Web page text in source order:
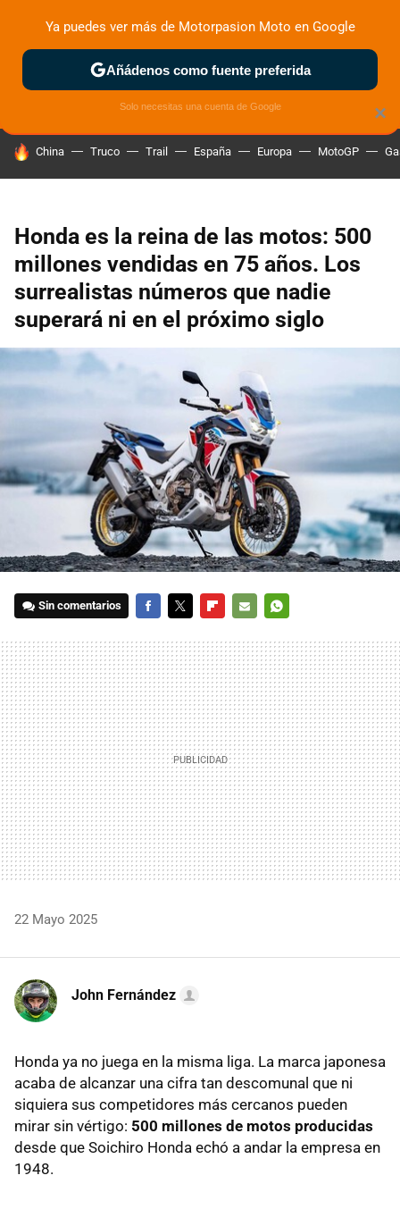
ZONA DE PRUEBAS DEPORTIVAS MOTOS ELÉCTRICAS
HOY SE HABLA DE
China Truco Trail España Europa MotoGP
Honda es la reina de las motos: 500
millones vendidas en 75 años. Los
surrealistas números que nadie
superará ni en el próximo siglo
Sin comentarios
MAIL
22 Mayo 2025
John Fernández
Honda ya no juega en la misma liga. La marca japonesa
acaba de alcanzar una cifra tan descomunal que ni
siquiera sus competidores más cercanos pueden
mirar sin vértigo: 500 millones de motos producidas
desde que Soichiro Honda echó a andar la empresa en
1948.
×
Ya puedes ver más de Motorpasion Moto en Google
Añádenos como fuente preferida
Solo necesitas una cuenta de Google